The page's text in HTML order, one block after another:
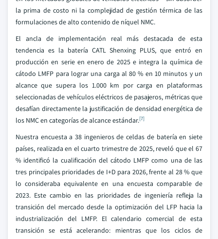
la prima de costo ni la complejidad de gestión térmica de las
formulaciones de alto contenido de níquel NMC.
El ancla de implementación real más destacada de esta
tendencia es la batería CATL Shenxing PLUS, que entró en
producción en serie en enero de 2025 e integra la química de
cátodo LMFP para lograr una carga al 80 % en 10 minutos y un
alcance que supera los 1.000 km por carga en plataformas
seleccionadas de vehículos eléctricos de pasajeros, métricas que
desafían directamente la justificación de densidad energética de
los NMC en categorías de alcance estándar.[7]
Nuestra encuesta a 38 ingenieros de celdas de batería en siete
países, realizada en el cuarto trimestre de 2025, reveló que el 67
% identificó la cualificación del cátodo LMFP como una de las
tres principales prioridades de I+D para 2026, frente al 28 % que
lo consideraba equivalente en una encuesta comparable de
2023. Este cambio en las prioridades de ingeniería refleja la
transición del mercado desde la optimización del LFP hacia la
industrialización del LMFP. El calendario comercial de esta
transición se está acelerando: mientras que los ciclos de